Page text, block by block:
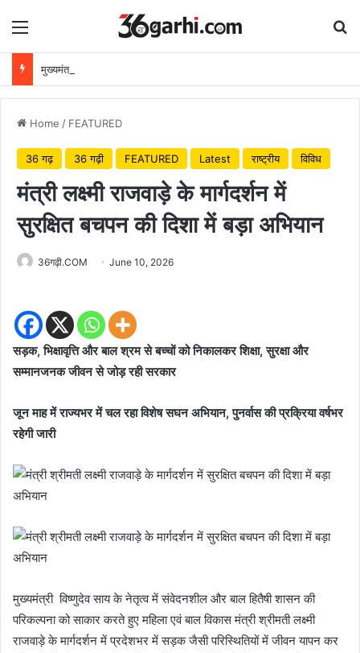
Menu
Home / FEATURED
36 गढ़ 36 गढ़ी FEATURED Latest राष्ट्रीय विविध
मंत्री लक्ष्मी राजवाड़े के मार्गदर्शन में
सुरक्षित बचपन की दिशा में बड़ा अभियान
36गढ़ी.COM June 10, 2026
सड़क, भिक्षावृत्ति और बाल श्रम से बच्चों को निकालकर शिक्षा, सुरक्षा और
सम्मानजनक जीवन से जोड़ रही सरकार
जून माह में राज्यभर में चल रहा विशेष सघन अभियान, पुनर्वास की प्रक्रिया वर्षभर
रहेगी जारी
मुख्यमंत्री विष्णुदेव साय के नेतृत्व में संवेदनशील और बाल हितैषी शासन की
परिकल्पना को साकार करते हुए महिला एवं बाल विकास मंत्री श्रीमती लक्ष्मी
राजवाड़े के मार्गदर्शन में प्रदेशभर में सड़क जैसी परिस्थितियों में जीवन यापन कर